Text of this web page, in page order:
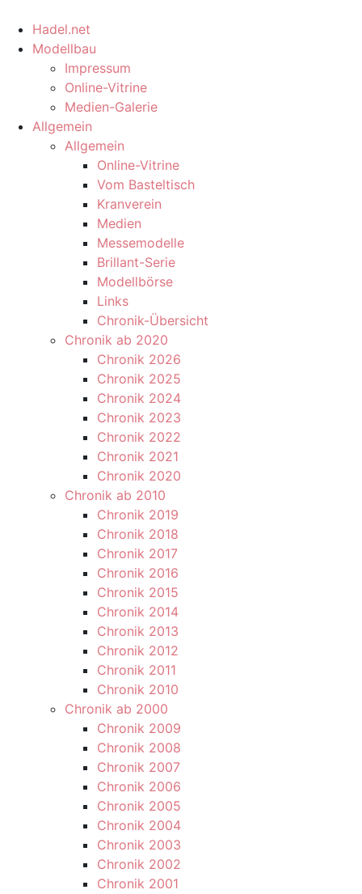
Hadel.net
Modellbau
Impressum
Online-Vitrine
Medien-Galerie
Allgemein
Allgemein
Online-Vitrine
Vom Basteltisch
Kranverein
Medien
Messemodelle
Brillant-Serie
Modellbörse
Links
Chronik-Übersicht
Chronik ab 2020
Chronik 2026
Chronik 2025
Chronik 2024
Chronik 2023
Chronik 2022
Chronik 2021
Chronik 2020
Chronik ab 2010
Chronik 2019
Chronik 2018
Chronik 2017
Chronik 2016
Chronik 2015
Chronik 2014
Chronik 2013
Chronik 2012
Chronik 2011
Chronik 2010
Chronik ab 2000
Chronik 2009
Chronik 2008
Chronik 2007
Chronik 2006
Chronik 2005
Chronik 2004
Chronik 2003
Chronik 2002
Chronik 2001